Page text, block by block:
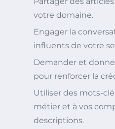
votre domaine.
Engager la
influents de votre
Demander et
pour renforcer la
Utiliser des mots-
métier et à vos
descriptions.